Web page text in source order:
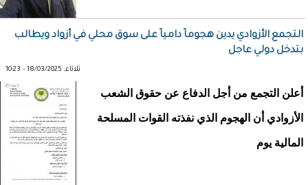
التجمع الأزوادي يدين هجوماً دامياً على سوق محلي في أزواد ويطالب
بتدخل دولي عاجل
ثلاثاء, 18/03/2025 - 10:23
أعلن التجمع من أجل الدفاع عن حقوق الشعب
الأزوادي أن الهجوم الذي نفذته القوات المسلحة
المالية يوم